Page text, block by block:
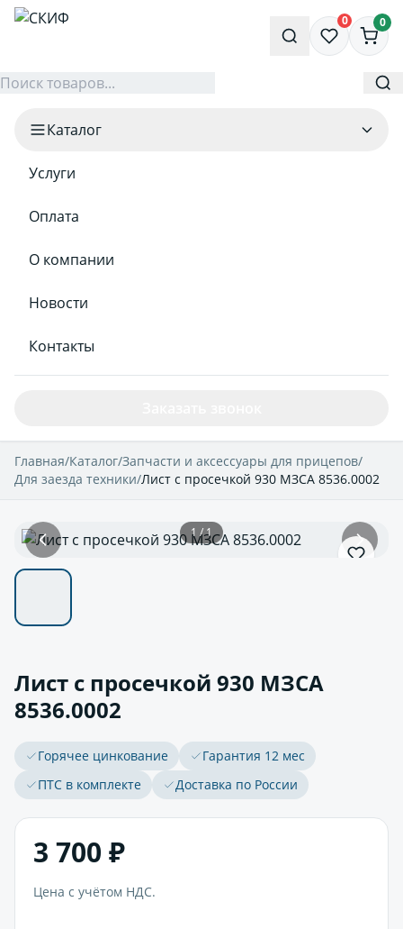
0 0
Каталог
Услуги
Оплата
О компании
Новости
Контакты
Главная/Каталог/Запчасти и аксессуары для прицепов/
Для заезда техники/Лист с просечкой 930 МЗСА 8536.0002
1 / 1
Лист с просечкой 930 МЗСА
8536.0002
Горячее цинкование
Гарантия 12 мес
ПТС в комплекте
Доставка по России
3 700 ₽
Цена с учётом НДС.